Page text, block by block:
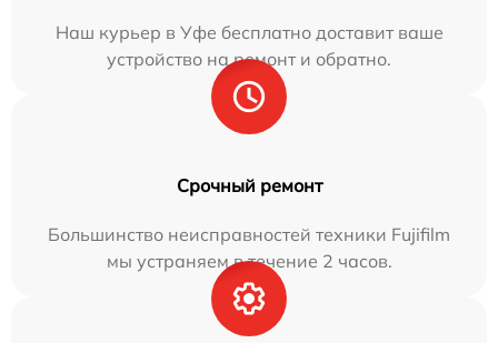
Наш курьер в Уфе бесплатно доставит ваше
устройство на ремонт и обратно.
Срочный ремонт
Большинство неисправностей техники Fujifilm
мы устраняем в течение 2 часов.